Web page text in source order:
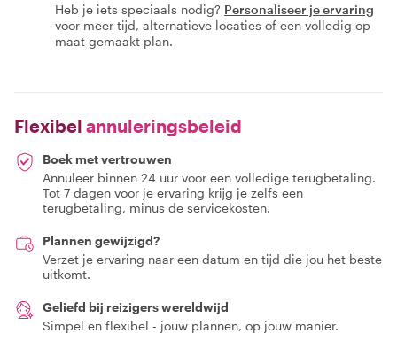
Heb je iets speciaals nodig? Personaliseer je ervaring
voor meer tijd, alternatieve locaties of een volledig op
maat gemaakt plan.
Flexibel annuleringsbeleid
Boek met vertrouwen
Annuleer binnen 24 uur voor een volledige terugbetaling.
Tot 7 dagen voor je ervaring krijg je zelfs een
terugbetaling, minus de servicekosten.
Plannen gewijzigd?
Verzet je ervaring naar een datum en tijd die jou het beste
uitkomt.
Geliefd bij reizigers wereldwijd
Simpel en flexibel - jouw plannen, op jouw manier.